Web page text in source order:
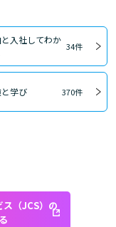
入社してわか
34件
学び 370件
（JCS）の